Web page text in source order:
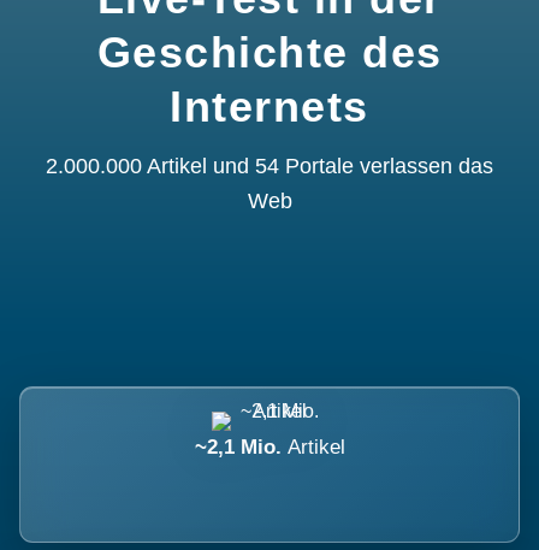
Geschichte des
Internets
2.000.000 Artikel und 54 Portale verlassen das
Web
~2,1 Mio. Artikel